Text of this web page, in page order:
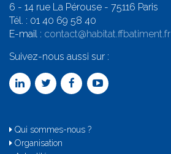
6 - 14 rue La Pérouse - 75116 Paris
Tél. : 01 40 69 58 40
E-mail : contact@habitat.ffbatiment.fr
Suivez-nous aussi sur :
Qui sommes-nous ?
Organisation